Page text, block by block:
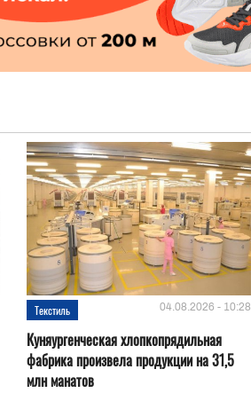
Текстиль 04.08.2026 - 10:28
Куняургенческая хлопкопрядильная
фабрика произвела продукции на 31,5
млн манатов